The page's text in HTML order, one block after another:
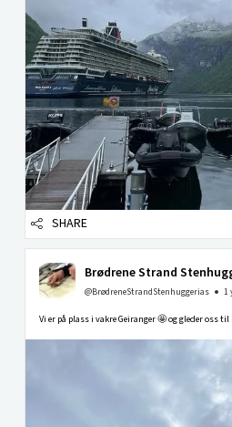
SHARE
Brødrene Strand
@BrødreneStrandStenhuggerias 1
Vi er på plass i vakre Geiranger 🤩 og gleder oss